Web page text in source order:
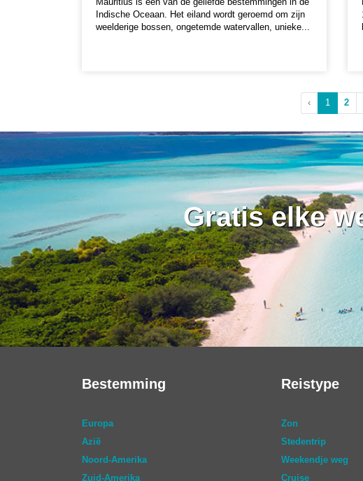
Indische Oceaan. Het eiland wordt geroemd om zijn
weelderige bossen, ongetemde watervallen, unieke...
‹ 1 2
Gratis elke
Bestemming
Europa
Azië
Noord-Amerika
Zuid-Amerika
Reistype
Zon
Stedentrip
Weekendje weg
Cruise